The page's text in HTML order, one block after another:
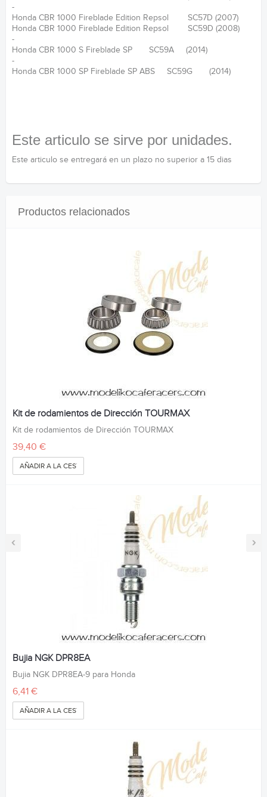
-
Honda CBR 1000 Fireblade Edition Repsol SC57D (2007)
Honda CBR 1000 Fireblade Edition Repsol SC59D (2008)
-
Honda CBR 1000 S Fireblade SP SC59A (2014)
-
Honda CBR 1000 SP Fireblade SP ABS SC59G (2014)
Este articulo se sirve por unidades.
Este articulo se entregará en un plazo no superior a 15 dias
Productos relacionados
‹ ›
Kit de rodamientos de Dirección TOURMAX
Kit de rodamientos de Dirección TOURMAX
39,40 €
AÑADIR A LA CESTA
Bujia NGK DPR8EA
Bujia NGK DPR8EA-9 para Honda
6,41 €
AÑADIR A LA CESTA